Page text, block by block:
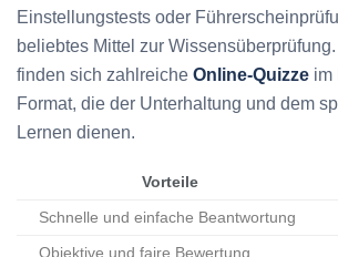
Einstellungstests oder
beliebtes Mittel zur
finden sich zahlreiche Online-Quizze im
Format, die der Unterhaltung und dem
Lernen dienen.
Vorteile
Schnelle und einfache Beantwortung
Objektive und faire Bewertung